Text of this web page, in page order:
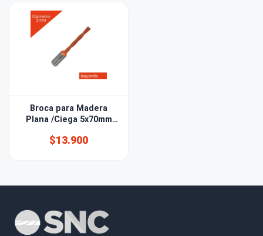
Broca para Madera
Plana /Ciega 5x70mm
$13.900